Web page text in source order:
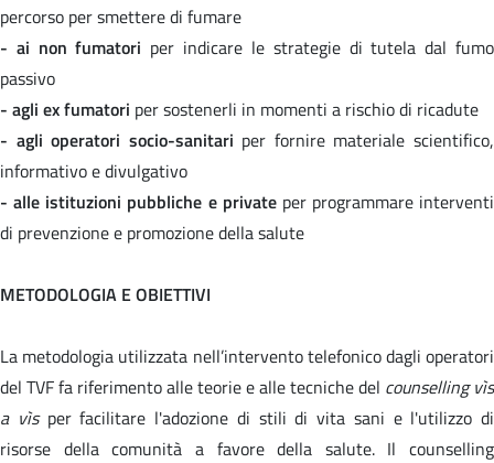
percorso per smettere di fumare
- ai non fumatori per indicare le strategie di tutela dal fumo
passivo
- agli ex fumatori per sostenerli in momenti a rischio di ricadute
- agli operatori socio-sanitari per fornire materiale scientifico,
informativo e divulgativo
- alle istituzioni pubbliche e privateper programmare interventi
di prevenzione e promozione della salute
METODOLOGIA E OBIETTIVI
La metodologia utilizzata nell’intervento telefonico dagli operatori
del TVF fa riferimento alle teorie e alle tecniche del counselling vìs
a vìs per facilitare l'adozione di stili di vita sani e l'utilizzo di
risorse della comunità a favore della salute. Il counselling